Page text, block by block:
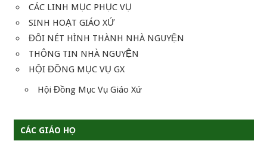
CÁC LINH MỤC PHỤC VỤ
SINH HOẠT GIÁO XỨ
ĐÔI NÉT HÌNH THÀNH NHÀ NGUYỆN
THÔNG TIN NHÀ NGUYỆN
HỘI ĐỒNG MỤC VỤ GX
Hội Đồng Mục Vụ Giáo Xứ
CÁC GIÁO HỌ